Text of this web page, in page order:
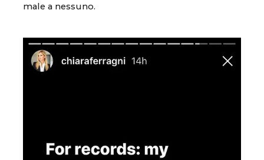
male a nessuno.